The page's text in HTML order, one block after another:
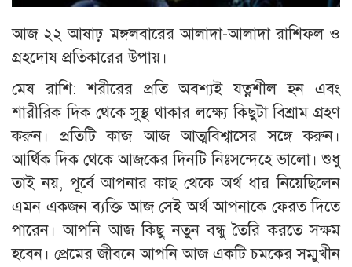
আজ ২২ আষাঢ় মঙ্গলবারের আলাদা-আলাদা রাশিফল ও
গ্রহদোষ প্রতিকারের উপায়।
মেষ রাশি: শরীরের প্রতি অবশ্যই যত্নশীল হন এবং
শারীরিক দিক থেকে সুস্থ থাকার লক্ষ্যে কিছুটা বিশ্রাম গ্রহণ
করুন। প্রতিটি কাজ আজ আত্মবিশ্বাসের সঙ্গে করুন।
আর্থিক দিক থেকে আজকের দিনটি নিঃসন্দেহে ভালো। শুধু
তাই নয়, পূর্বে আপনার কাছ থেকে অর্থ ধার নিয়েছিলেন
এমন একজন ব্যক্তি আজ সেই অর্থ আপনাকে ফেরত দিতে
পারেন। আপনি আজ কিছু নতুন বন্ধু তৈরি করতে সক্ষম
হবেন। প্রেমের জীবনে আপনি আজ একটি চমকের সম্মুখীন